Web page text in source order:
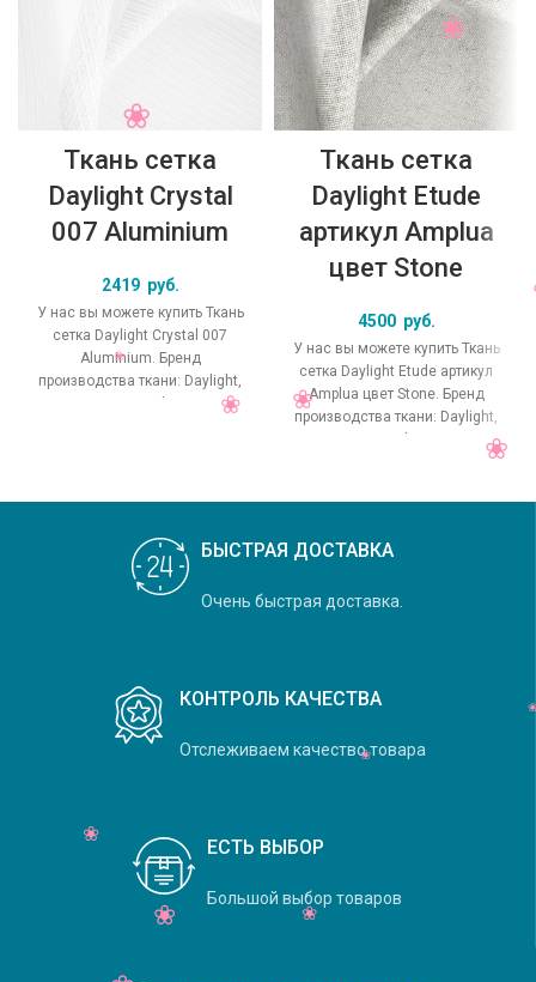
Ткань сетка
Daylight Crystal
007 Aluminium
2419 руб.
У нас вы можете купить Ткань
сетка Daylight Crystal 007
Aluminium. Бренд
производства ткани: Daylight,
коллекция Crystal, основной
Ткань сетка
Daylight Etude
артикул Amplua
цвет Stone
4500 руб.
У нас вы можете купить Ткань
сетка Daylight Etude артикул
Amplua цвет Stone. Бренд
производства ткани: Daylight,
коллекция Etude, основной
БЫСТРАЯ ДОСТАВКА
Очень быстрая доставка.
КОНТРОЛЬ КАЧЕСТВА
Отслеживаем качество товара
ЕСТЬ ВЫБОР
Большой выбор товаров